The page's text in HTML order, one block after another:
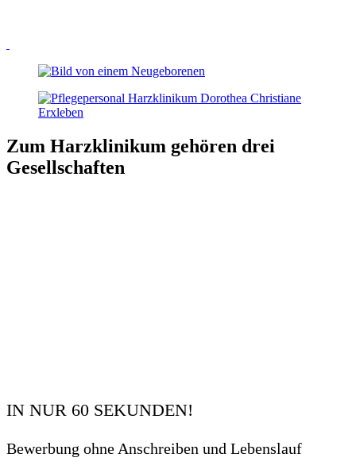
Zum Harzklinikum gehören drei
Gesellschaften
IN NUR 60 SEKUNDEN!
Bewerbung ohne Anschreiben und Lebenslauf